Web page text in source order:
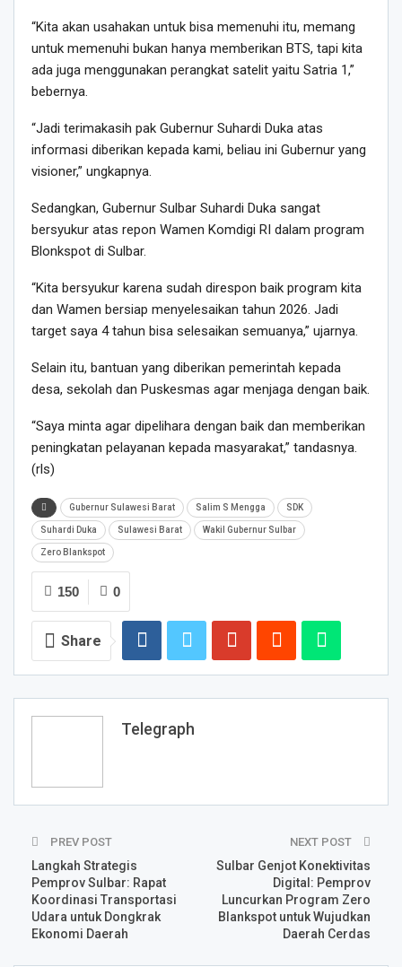
“Kita akan usahakan untuk bisa memenuhi itu, memang
untuk memenuhi bukan hanya memberikan BTS, tapi kita
ada juga menggunakan perangkat satelit yaitu Satria 1,”
bebernya.
“Jadi terimakasih pak Gubernur Suhardi Duka atas
informasi diberikan kepada kami, beliau ini Gubernur yang
visioner,” ungkapnya.
Sedangkan, Gubernur Sulbar Suhardi Duka sangat
bersyukur atas repon Wamen Komdigi RI dalam program
Blonkspot di Sulbar.
“Kita bersyukur karena sudah direspon baik program kita
dan Wamen bersiap menyelesaikan tahun 2026. Jadi
target saya 4 tahun bisa selesaikan semuanya,” ujarnya.
Selain itu, bantuan yang diberikan pemerintah kepada
desa, sekolah dan Puskesmas agar menjaga dengan baik.
“Saya minta agar dipelihara dengan baik dan memberikan
peningkatan pelayanan kepada masyarakat,” tandasnya.
(rls)
Gubernur Sulawesi Barat Salim S Mengga SDK
Suhardi Duka Sulawesi Barat Wakil Gubernur Sulbar
Zero Blankspot
0
150
Share
Telegraph
PREV POST
Langkah Strategis
Pemprov Sulbar: Rapat
Koordinasi Transportasi
Udara untuk Dongkrak
Ekonomi Daerah
NEXT POST
Sulbar Genjot Konektivitas
Digital: Pemprov
Luncurkan Program Zero
Blankspot untuk Wujudkan
Daerah Cerdas